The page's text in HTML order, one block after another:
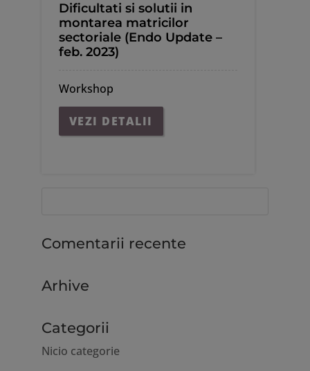
Dificultati si solutii in
montarea matricilor
sectoriale (Endo Update –
feb. 2023)
Workshop
VEZI DETALII
Comentarii recente
Arhive
Categorii
Nicio categorie